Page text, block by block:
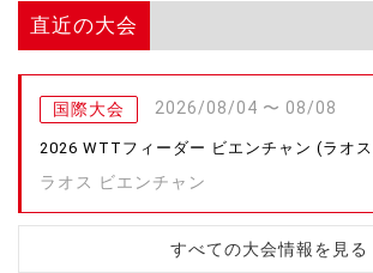
直近の大会
国際大会 2026/08/04 〜 08/08
2026 WTTフィーダー ビエンチャン (ラオ
ラオス ビエンチャン
すべての大会情報を見る